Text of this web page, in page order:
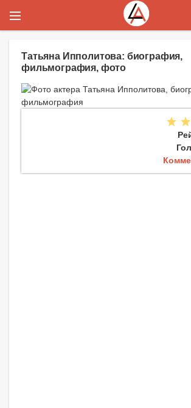
Татьяна Ипполитова: биография,
фильмография, фото